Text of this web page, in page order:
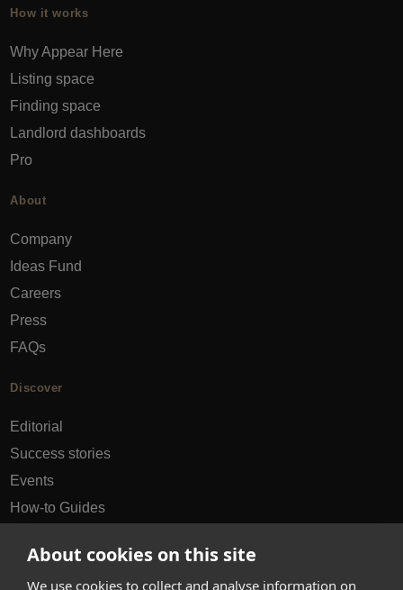
About cookies on this site
We use cookies to collect and analyse information on
How it works
Why Appear Here
Listing space
Finding space
Landlord dashboards
Pro
About
Company
Ideas Fund
Careers
Press
FAQs
Discover
Editorial
Success stories
Events
How-to Guides
hello@appearhere.co.uk